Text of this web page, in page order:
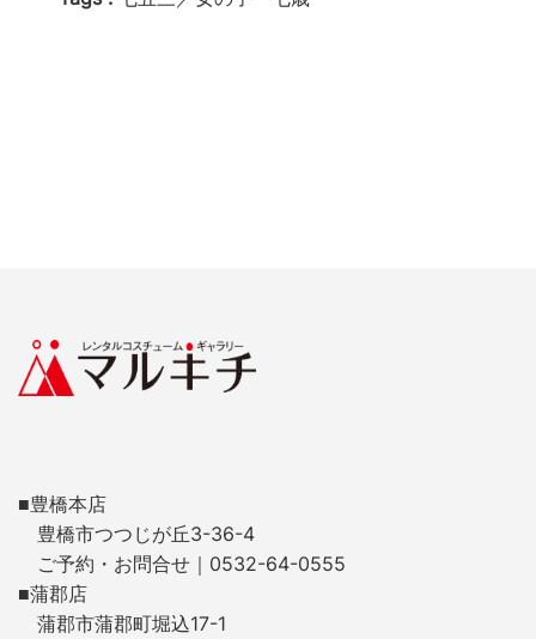
■豊橋本店
豊橋市つつじが丘3-36-4
ご予約・お問合せ｜0532-64-0555
■蒲郡店
蒲郡市蒲郡町堀込17-1